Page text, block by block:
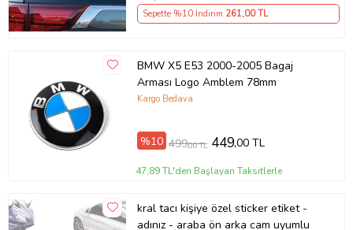
Sepette %10 İndirim 261,00 TL
BMW X5 E53 2000-2005 Bagaj
Arması Logo Amblem 78mm
Kargo Bedava
%10 499,00 TL 449,00 TL
47,89 TL'den Başlayan Taksitlerle
kral tacı kişiye özel sticker etiket -
adınız - araba ön arka cam uyumlu